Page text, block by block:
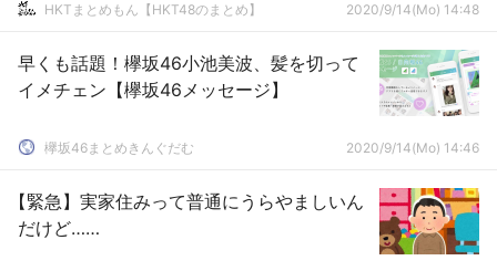
HKTまとめもん【HKT48のまとめ】 2020/9/14(Mo) 14:48
早くも話題！欅坂46小池美波、髪を切って
イメチェン【欅坂46メッセージ】
欅坂46まとめきんぐだむ 2020/9/14(Mo) 14:46
【緊急】実家住みって普通にうらやましいん
だけど……